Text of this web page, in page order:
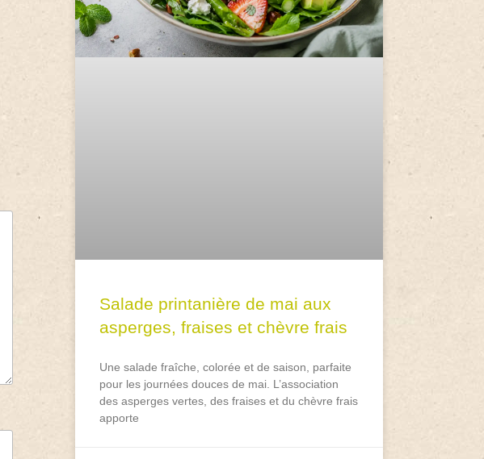
Salade printanière de mai aux
asperges, fraises et chèvre frais
Une salade fraîche, colorée et de saison, parfaite
pour les journées douces de mai. L’association
des asperges vertes, des fraises et du chèvre frais
apporte